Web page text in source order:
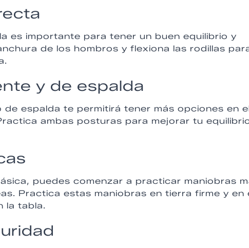
es importante para tener un buen equilibrio y
de los hombros y flexiona las rodillas
y de espalda
espalda te permitirá tener más opciones en
ambas posturas para mejorar tu
puedes comenzar a practicar maniobras
Practica estas maniobras en tierra firme y en
la tabla.